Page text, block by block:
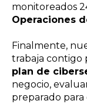
monitoreados
Operaciones
Finalmente,
trabaja contigo
plan de
negocio,
preparado para